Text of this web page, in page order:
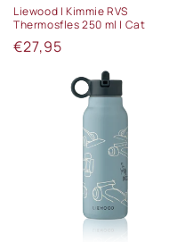
Liewood | Kimmie RVS
Thermosfles 250 ml | Cat
Normale
€27,95